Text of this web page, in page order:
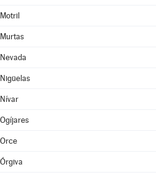
Motril
Murtas
Nevada
Nigüelas
Nívar
Ogíjares
Orce
Órgiva